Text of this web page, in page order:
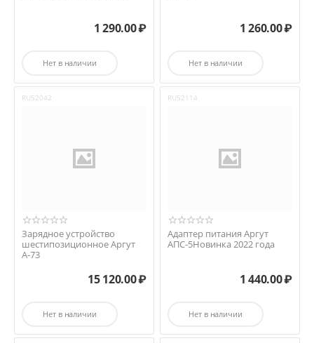
1 290.00₽
Нет в наличии
1 260.00₽
Нет в наличии
RU52042
Зарядное устройство
шестипозиционное Аргут
А-73
15 120.00₽
Нет в наличии
RU52114
Адаптер питания Аргут
АПС-5Новинка 2022 года
1 440.00₽
Нет в наличии